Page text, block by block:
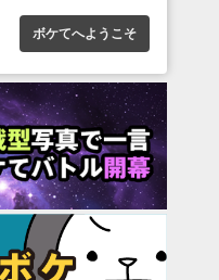
ボケてへようこそ